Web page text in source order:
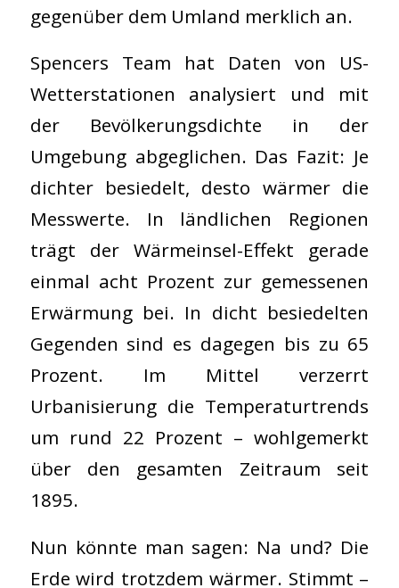
gegenüber dem Umland merklich an.
Spencers Team hat Daten von US-
Wetterstationen analysiert und mit
der Bevölkerungsdichte in der
Umgebung abgeglichen. Das Fazit: Je
dichter besiedelt, desto wärmer die
Messwerte. In ländlichen Regionen
trägt der Wärmeinsel-Effekt gerade
einmal acht Prozent zur gemessenen
Erwärmung bei. In dicht besiedelten
Gegenden sind es dagegen bis zu 65
Prozent. Im Mittel verzerrt
Urbanisierung die Temperaturtrends
um rund 22 Prozent – wohlgemerkt
über den gesamten Zeitraum seit
1895.
Nun könnte man sagen: Na und? Die
Erde wird trotzdem wärmer. Stimmt –